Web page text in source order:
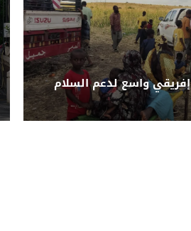
واسع لدعم السلام